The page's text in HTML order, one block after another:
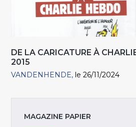
DE LA CARICATURE À
2015
VANDENHENDE le 26/11/2024
MAGAZINE PAPIER